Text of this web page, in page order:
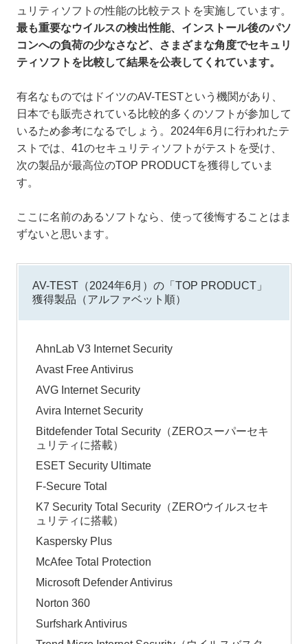
ュリティソフトの性能の比較テストを実施しています。
最も重要なウイルスの検出性能、インストール後のパソ
コンへの負荷の少なさなど、さまざまな角度でセキュリ
ティソフトを比較して結果を公表してくれています。
有名なものではドイツのAV-TESTという機関があり、
日本でも販売されている比較的多くのソフトが参加して
いるため参考になるでしょう。2024年6月に行われたテ
ストでは、41のセキュリティソフトがテストを受け、
次の製品が最高位のTOP PRODUCTを獲得していま
す。
ここに名前のあるソフトなら、使って後悔することはま
ずないと思います。
AV-TEST（2024年6月）の「TOP PRODUCT」
獲得製品（アルファベット順）
AhnLab V3 Internet Security
Avast Free Antivirus
AVG Internet Security
Avira Internet Security
Bitdefender Total Security（ZEROスーパーセキ
ュリティに搭載）
ESET Security Ultimate
F-Secure Total
K7 Security Total Security（ZEROウイルスセキ
ュリティに搭載）
Kaspersky Plus
McAfee Total Protection
Microsoft Defender Antivirus
Norton 360
Surfshark Antivirus